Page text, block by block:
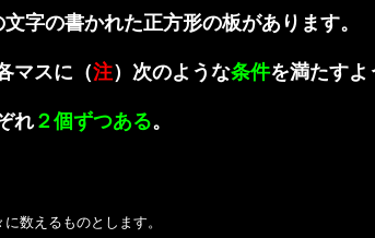
字の書かれた正方形の板があります。
マスに（注）次のような条件を満たすよ
れ２個ずつある。
数えるものとします。